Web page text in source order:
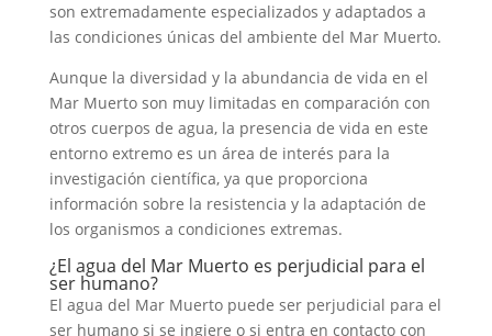
son extremadamente especializados y adaptados a
las condiciones únicas del ambiente del Mar Muerto.
Aunque la diversidad y la abundancia de vida en el
Mar Muerto son muy limitadas en comparación con
otros cuerpos de agua, la presencia de vida en este
entorno extremo es un área de interés para la
investigación científica, ya que proporciona
información sobre la resistencia y la adaptación de
los organismos a condiciones extremas.
¿El agua del Mar Muerto es perjudicial para el
ser humano?
El agua del Mar Muerto puede ser perjudicial para el
ser humano si se ingiere o si entra en contacto con